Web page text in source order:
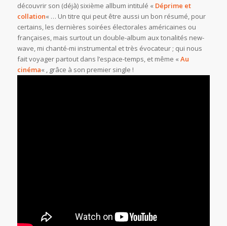
découvrir son (déjà) sixième allbum intitulé « Déprime et
collation« … Un titre qui peut être aussi un bon résumé, pour
certains, les dernières soirées électorales américaines ou
françaises, mais surtout un double-album aux tonalités new-
wave, mi chanté-mi instrumental et très évocateur ; qui nous
fait voyager partout dans l’espace-temps, et même «Au
cinéma« , grâce à son premier single !